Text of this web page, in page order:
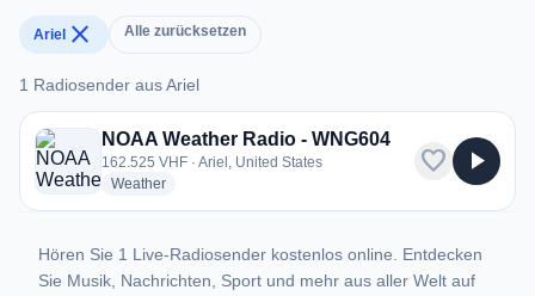
Ariel close Alle zurücksetzen
1 Radiosender aus Ariel
1 Radiosender aus Ariel
NOAA Weather Radio - WNG604
162.525 VHF · Ariel, United States
Weatherradio stations
favorite play_arrow
Hören Sie 1 Live-Radiosender kostenlos online. Entdecken
Sie Musik, Nachrichten, Sport und mehr aus aller Welt auf